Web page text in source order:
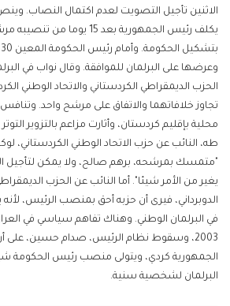
الاثنين تأجيل التصويت لعدم اكتمال النصاب.
يكلف رئيس الجمهورية بعد 15
وعرضها على البرلمان للموافقة. وقال نواب في
الحزب الديمقراطي الكردستاني والاتحاد الوطني
تجاوز خلافاتهما والاتفاق على مرشح واحد. وتنافس
محلية بإقليم كردستان، وأثارت مزاعم بالتزوير
طه، النائب عن حزب الاتحاد الوطني الكردستاني،
"متمسك بمرشحه، برهم صالح، ولا يمكن لتأجيل
يغير من الأمر شيئا". أما النائب عن الحزب
الدوبرداني، فيرى أن حزبه أحق بمنصب الرئيس،
في البرلمان الوطني. وهناك تفاهم سياسي في
2003، وسقوط نظام الرئيس، صدام حسين،
الجمهورية كردي، ويتولى منصب رئيس
البرلمان لشخصية سنية.